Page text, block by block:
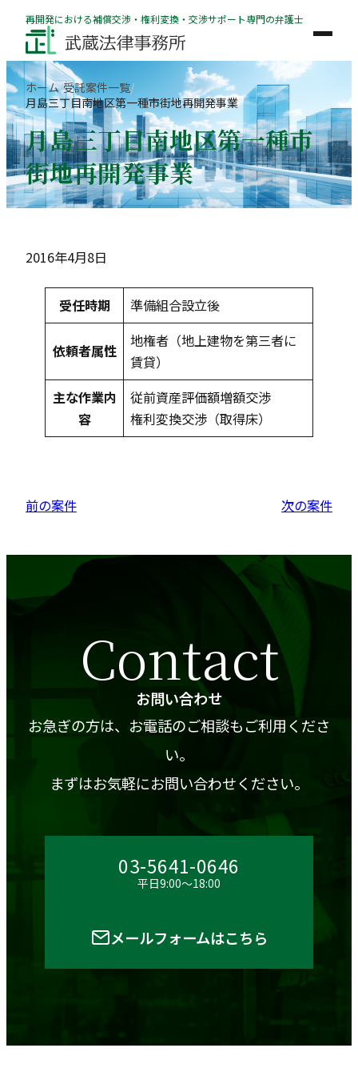
を
ス
キ
ッ
プ
再開発における補償交渉・権利変換・交渉サポート専門の弁護士
ホーム 受託案件一覧
月島三丁目南地区第一種市街地再開発事業
月島三丁目南地区第一種市
街地再開発事業
2016年4月8日
受任時期 準備組合設立後
依頼者属性
地権者（地上建物を第三者に
賃貸）
主な作業内
容
従前資産評価額増額交渉
権利変換交渉（取得床）
前の案件 次の案件
Contact
お問い合わせ
お急ぎの方は、お電話のご相談もご利用くださ
い。
まずはお気軽にお問い合わせください。
03-5641-0646
平日9:00～18:00
メールフォームはこちら